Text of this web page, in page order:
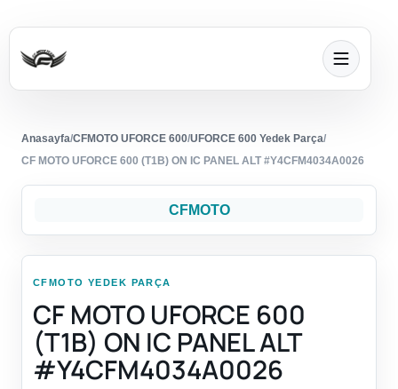
Anasayfa/CFMOTO UFORCE 600/UFORCE 600 Yedek Parça/
CF MOTO UFORCE 600 (T1B) ON IC PANEL ALT #Y4CFM4034A0026
CFMOTO
CFMOTO YEDEK PARÇA
CF MOTO UFORCE 600
(T1B) ON IC PANEL ALT
#Y4CFM4034A0026